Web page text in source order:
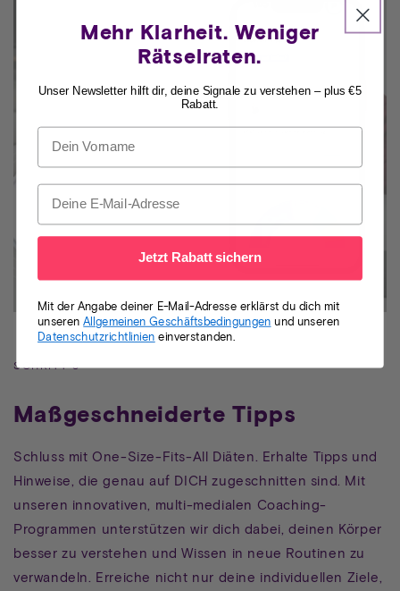
SCHRITT 3
Maßgeschneiderte Tipps
Schluss mit One-Size-Fits-All Diäten. Erhalte Tipps und
Hinweise, die genau auf DICH zugeschnitten sind. Mit
unseren innovativen, multi-medialen Coaching-
Programmen unterstützen wir dich dabei, deinen Körper
besser zu verstehen und Wissen in neue Routinen zu
verwandeln. Erreiche nicht nur deine individuellen Ziele,
Mehr Klarheit. Weniger
Rätselraten.
Unser Newsletter hilft dir, deine Signale zu verstehen – plus €5
Rabatt.
Jetzt Rabatt sichern
Mit der Angabe deiner E-Mail-Adresse erklärst du dich mit
unserenAllgemeinen Geschäftsbedingungen und unseren
Datenschutzrichtlinien einverstanden.